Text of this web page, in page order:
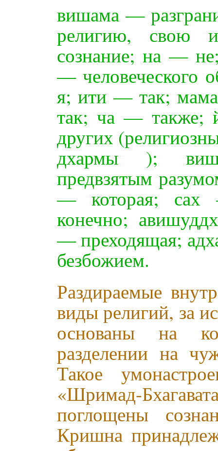
вишама —
религию,
сознание; на —
— человеческого
я; ити — так;
так; ча — также;
других
дхармы );
предвзятым
— которая;
конечно;
— преходящая;
безбожием.
Раздираемые
виды религий, за
основаны на
разделении на
Такое
«Шримад-
поглощены
Кришна